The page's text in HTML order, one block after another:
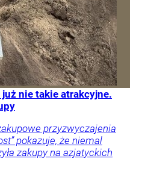
nie takie atrakcyjne.
przyzwyczajenia
pokazuje, że niemal
zakupy na azjatyckich